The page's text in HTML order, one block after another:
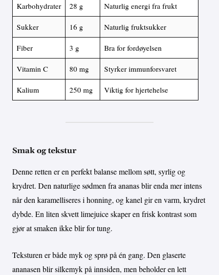
Karbohydrater 28 g Naturlig energi fra frukt
Sukker 16 g Naturlig fruktsukker
Fiber 3 g Bra for fordøyelsen
Vitamin C 80 mg Styrker immunforsvaret
Kalium 250 mg Viktig for hjertehelse
Smak og tekstur
Denne retten er en perfekt balanse mellom søtt, syrlig og
krydret. Den naturlige sødmen fra ananas blir enda mer intens
når den karamelliseres i honning, og kanel gir en varm, krydret
dybde. En liten skvett limejuice skaper en frisk kontrast som
gjør at smaken ikke blir for tung.
Teksturen er både myk og sprø på én gang. Den glaserte
ananasen blir silkemyk på innsiden, men beholder en lett